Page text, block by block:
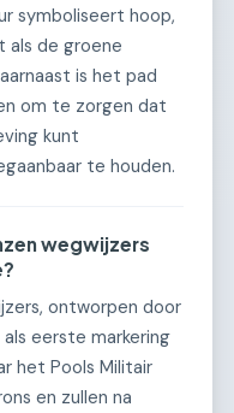
symboliseert hoop,
als de groene
is het pad
om te zorgen dat
kunt
te houden.
wegwijzers
ontworpen door
eerste markering
het Pools Militair
en zullen na